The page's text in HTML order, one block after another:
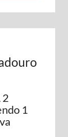
2
1